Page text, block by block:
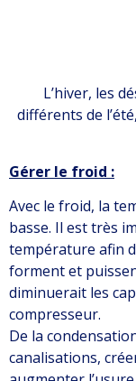
L’hiver, les
différents de
Gérer le froid :
Avec le froid, la
basse. Il est très
température afin
forment et
diminuerait les
compresseur.
De la
canalisations,